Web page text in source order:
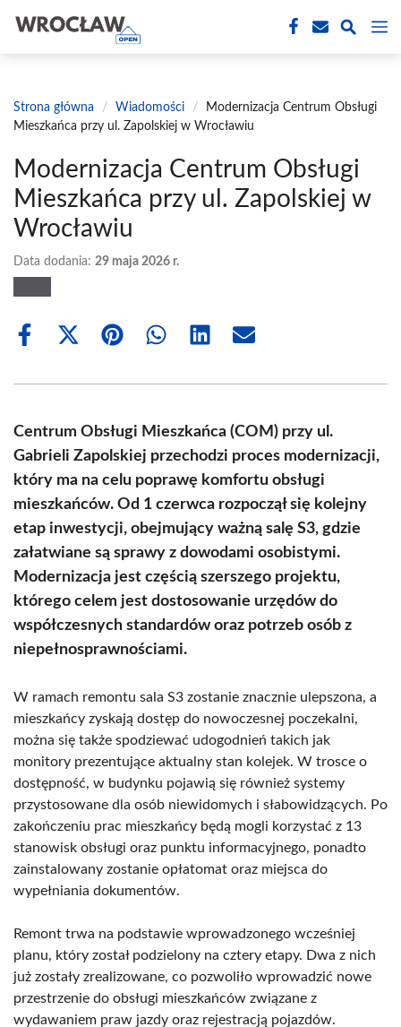
treści
Strona główna / Wiadomości /
Modernizacja Centrum Obsługi
Mieszkańca przy ul. Zapolskiej w Wrocławiu
Modernizacja Centrum Obsługi
Mieszkańca przy ul. Zapolskiej w
Wrocławiu
Data dodania: 29 maja 2026 r.
Share
Share
(Twitter)
Share Share Share Share
Centrum Obsługi Mieszkańca (COM) przy ul.
Gabrieli Zapolskiej przechodzi proces modernizacji,
który ma na celu poprawę komfortu obsługi
mieszkańców. Od 1 czerwca rozpoczął się kolejny
etap inwestycji, obejmujący ważną salę S3, gdzie
załatwiane są sprawy z dowodami osobistymi.
Modernizacja jest częścią szerszego projektu,
którego celem jest dostosowanie urzędów do
współczesnych standardów oraz potrzeb osób z
niepełnosprawnościami.
W ramach remontu sala S3 zostanie znacznie ulepszona, a
mieszkańcy zyskają dostęp do nowoczesnej poczekalni,
można się także spodziewać udogodnień takich jak
monitory prezentujące aktualny stan kolejek. W trosce o
dostępność, w budynku pojawią się również systemy
przystosowane dla osób niewidomych i słabowidzących. Po
zakończeniu prac mieszkańcy będą mogli korzystać z 13
stanowisk obsługi oraz punktu informacyjnego, ponadto
zainstalowany zostanie opłatomat oraz miejsca do
wypełniania dokumentów.
Remont trwa na podstawie wprowadzonego wcześniej
planu, który został podzielony na cztery etapy. Dwa z nich
już zostały zrealizowane, co pozwoliło wprowadzić nowe
przestrzenie do obsługi mieszkańców związane z
wydawaniem praw jazdy oraz rejestracją pojazdów.